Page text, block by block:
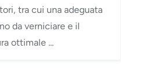
tra cui una adeguata
da verniciare e il
ottimale ...